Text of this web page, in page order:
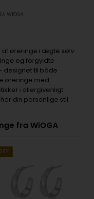
WIOGA
af øreringe i ægte sølv
og forgyldte
designet til både
øreringe med
i allergivenligt
din personlige stil.
fra WiOGA
25%